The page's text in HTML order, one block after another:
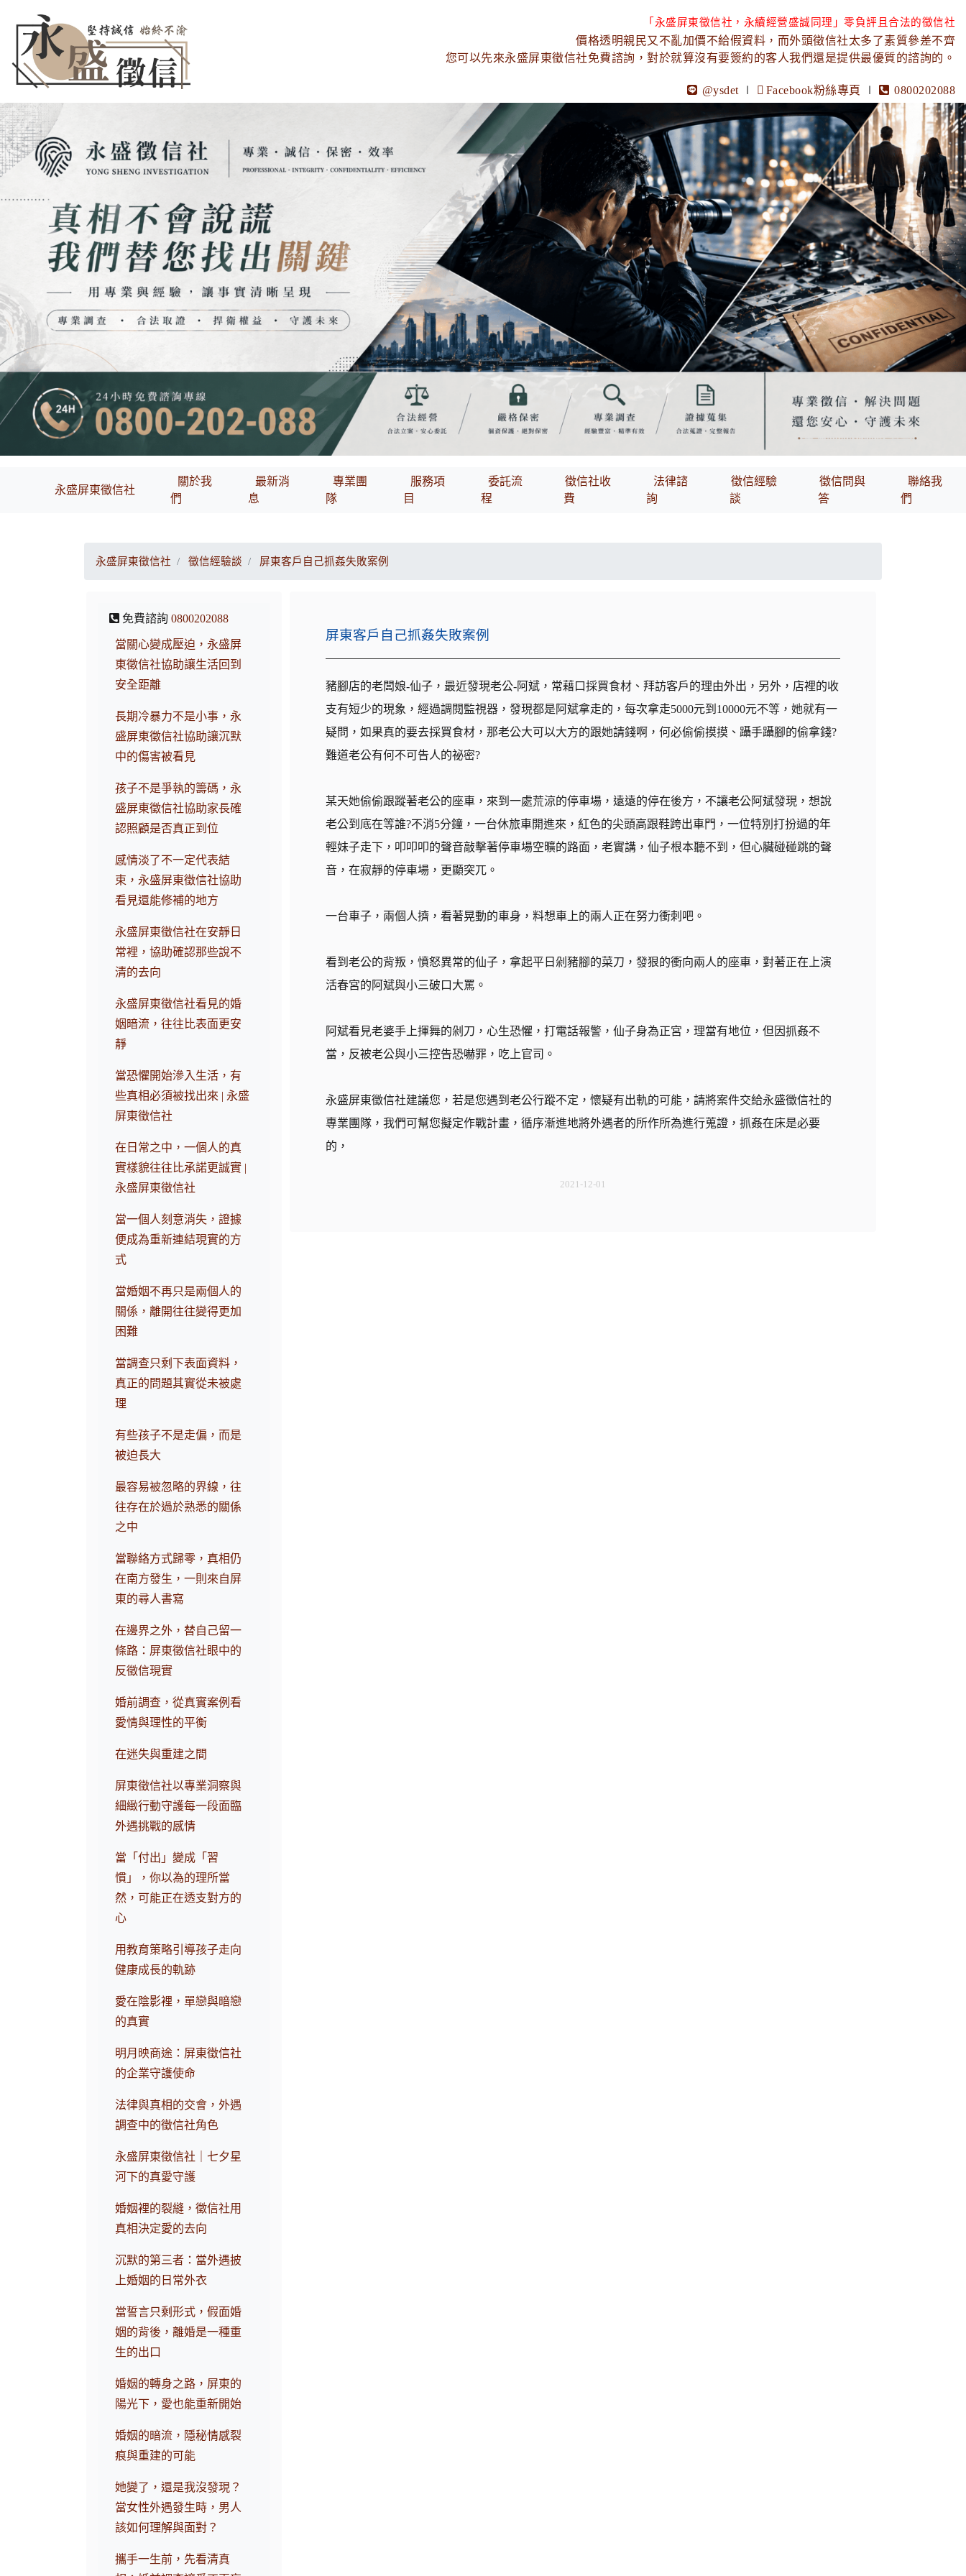
「永盛屏東徵信社，永續經營盛誠同理」零負評且合法的徵信社
價格透明親民又不亂加價不給假資料，而外頭徵信社太多了素質參差不齊
您可以先來永盛屏東徵信社免費諮詢，對於就算沒有要簽約的客人我們還是提供最優質的諮詢的。
@ysdet ∣ Facebook粉絲專頁 ∣ 0800202088
永盛屏東徵信社
關於我
們
最新消
息
專業團
隊
服務項
目
委託流
程
徵信社收
費
法律諮
詢
徵信經驗
談
徵信問與
答
聯絡我
們
永盛屏東徵信社 徵信經驗談 屏東客戶自己抓姦失敗案例
免費諮詢 0800202088
當關心變成壓迫，永盛屏
東徵信社協助讓生活回到
安全距離
長期冷暴力不是小事，永
盛屏東徵信社協助讓沉默
中的傷害被看見
孩子不是爭執的籌碼，永
盛屏東徵信社協助家長確
認照顧是否真正到位
感情淡了不一定代表結
束，永盛屏東徵信社協助
看見還能修補的地方
永盛屏東徵信社在安靜日
常裡，協助確認那些說不
清的去向
永盛屏東徵信社看見的婚
姻暗流，往往比表面更安
靜
當恐懼開始滲入生活，有
些真相必須被找出來 | 永盛
屏東徵信社
在日常之中，一個人的真
實樣貌往往比承諾更誠實 |
永盛屏東徵信社
當一個人刻意消失，證據
便成為重新連結現實的方
式
當婚姻不再只是兩個人的
關係，離開往往變得更加
困難
當調查只剩下表面資料，
真正的問題其實從未被處
理
有些孩子不是走偏，而是
被迫長大
最容易被忽略的界線，往
往存在於過於熟悉的關係
之中
當聯絡方式歸零，真相仍
在南方發生，一則來自屏
東的尋人書寫
在邊界之外，替自己留一
條路：屏東徵信社眼中的
反徵信現實
婚前調查，從真實案例看
愛情與理性的平衡
在迷失與重建之間
屏東徵信社以專業洞察與
細緻行動守護每一段面臨
外遇挑戰的感情
當「付出」變成「習
慣」，你以為的理所當
然，可能正在透支對方的
心
用教育策略引導孩子走向
健康成長的軌跡
愛在陰影裡，單戀與暗戀
的真實
明月映商途：屏東徵信社
的企業守護使命
法律與真相的交會，外遇
調查中的徵信社角色
永盛屏東徵信社｜七夕星
河下的真愛守護
婚姻裡的裂縫，徵信社用
真相決定愛的去向
沉默的第三者：當外遇披
上婚姻的日常外衣
當誓言只剩形式，假面婚
姻的背後，離婚是一種重
生的出口
婚姻的轉身之路，屏東的
陽光下，愛也能重新開始
婚姻的暗流，隱秘情感裂
痕與重建的可能
她變了，還是我沒發現？
當女性外遇發生時，男人
該如何理解與面對？
攜手一生前，先看清真
屏東客戶自己抓姦失敗案例
豬腳店的老闆娘-仙子，最近發現老公-阿斌，常藉口採買食材、拜訪客戶的理由外出，另外，店裡的收
支有短少的現象，經過調閱監視器，發現都是阿斌拿走的，每次拿走5000元到10000元不等，她就有一
疑問，如果真的要去採買食材，那老公大可以大方的跟她請錢啊，何必偷偷摸摸、躡手躡腳的偷拿錢?
難道老公有何不可告人的祕密?
某天她偷偷跟蹤著老公的座車，來到一處荒涼的停車場，遠遠的停在後方，不讓老公阿斌發現，想說
老公到底在等誰?不消5分鐘，一台休旅車開進來，紅色的尖頭高跟鞋跨出車門，一位特別打扮過的年
輕妹子走下，叩叩叩的聲音敲擊著停車場空曠的路面，老實講，仙子根本聽不到，但心臟碰碰跳的聲
音，在寂靜的停車場，更顯突兀。
一台車子，兩個人擠，看著晃動的車身，料想車上的兩人正在努力衝刺吧。
看到老公的背叛，憤怒異常的仙子，拿起平日剁豬腳的菜刀，發狠的衝向兩人的座車，對著正在上演
活春宮的阿斌與小三破口大罵。
阿斌看見老婆手上揮舞的剁刀，心生恐懼，打電話報警，仙子身為正宮，理當有地位，但因抓姦不
當，反被老公與小三控告恐嚇罪，吃上官司。
永盛屏東徵信社建議您，若是您遇到老公行蹤不定，懷疑有出軌的可能，請將案件交給永盛徵信社的
專業團隊，我們可幫您擬定作戰計畫，循序漸進地將外遇者的所作所為進行蒐證，抓姦在床是必要
的，
2021-12-01